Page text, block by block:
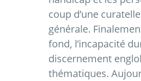
coup d’une
générale.
fond, l’incapacité
discernement
thématiques.